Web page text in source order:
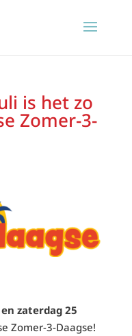
is het zo
Zomer-3-
zaterdag 25
Zomer-3-Daagse!